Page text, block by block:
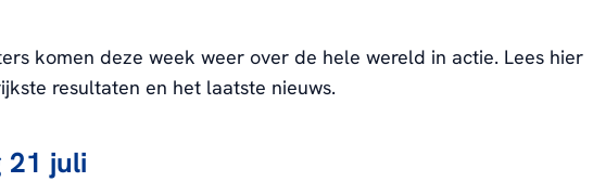
komen deze week weer over de hele wereld in actie. Lees hier
resultaten en het laatste nieuws.
21 juli